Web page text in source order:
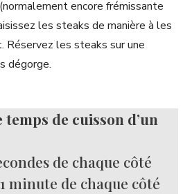
encore frémissante
les steaks de manière à les
Réservez les steaks sur une
dégorge.
temps de cuisson d’un
de chaque côté
minute de chaque côté